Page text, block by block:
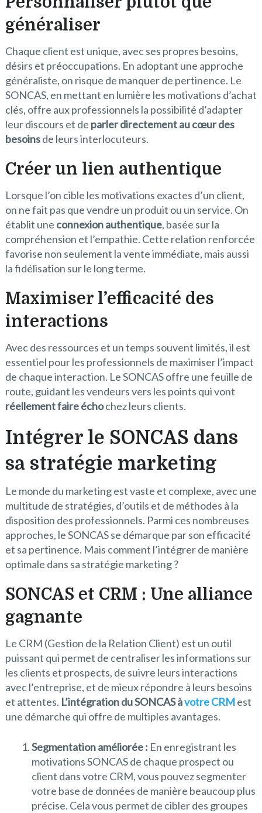
généraliser
Chaque client est unique, avec ses propres besoins,
désirs et préoccupations. En adoptant une approche
généraliste, on risque de manquer de pertinence. Le
SONCAS, en mettant en lumière les motivations d’achat
clés, offre aux professionnels la possibilité d’adapter
leur discours et de parler directement au cœur des
besoinsde leurs interlocuteurs.
Créer un lien authentique
Lorsque l’on cible les motivations exactes d’un client,
on ne fait pas que vendre un produit ou un service. On
établit une connexion authentique, basée sur la
compréhension et l’empathie. Cette relation renforcée
favorise non seulement la vente immédiate, mais aussi
la fidélisation sur le long terme.
Maximiser l’efficacité des
interactions
Avec des ressources et un temps souvent limités, il est
essentiel pour les professionnels de maximiser l’impact
de chaque interaction. Le SONCAS offre une feuille de
route, guidant les vendeurs vers les points qui vont
réellement faire échochez leurs clients.
Intégrer le SONCAS dans
sa stratégie marketing
Le monde du marketing est vaste et complexe, avec une
multitude de stratégies, d’outils et de méthodes à la
disposition des professionnels. Parmi ces nombreuses
approches, le SONCAS se démarque par son efficacité
et sa pertinence. Mais comment l’intégrer de manière
optimale dans sa stratégie marketing ?
SONCAS et CRM : Une alliance
gagnante
Le CRM (Gestion de la Relation Client) est un outil
puissant qui permet de centraliser les informations sur
les clients et prospects, de suivre leurs interactions
avec l’entreprise, et de mieux répondre à leurs besoins
et attentes. L’intégration du SONCAS àvotre CRMest
une démarche qui offre de multiples avantages.
Segmentation améliorée : En enregistrant les
motivations SONCAS de chaque prospect ou
client dans votre CRM, vous pouvez segmenter
votre base de données de manière beaucoup plus
précise. Cela vous permet de cibler des groupes